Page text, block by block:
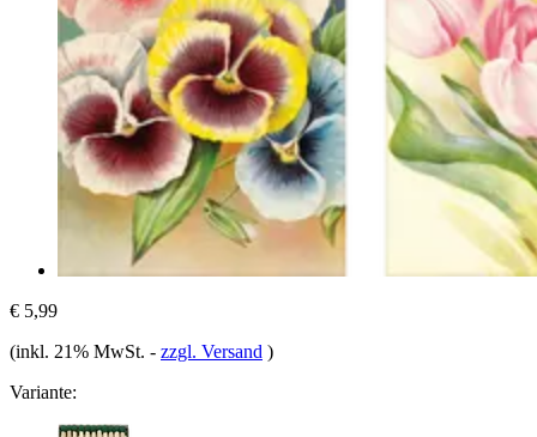
€ 5,99
(inkl. 21% MwSt. - zzgl. Versand )
Variante: